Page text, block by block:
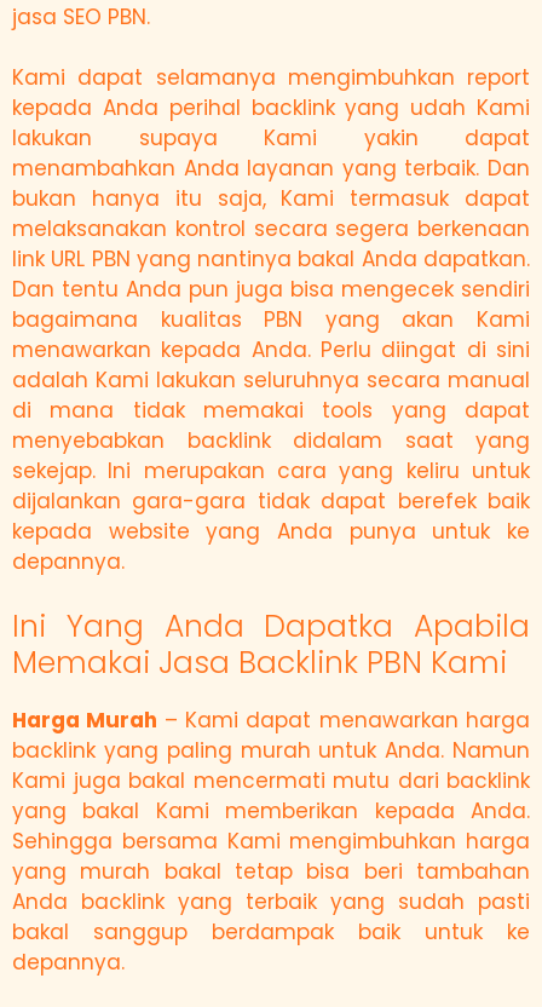
jasa SEO PBN.
Kami dapat selamanya mengimbuhkan report
kepada Anda perihal backlink yang udah Kami
lakukan supaya Kami yakin dapat
menambahkan Anda layanan yang terbaik. Dan
bukan hanya itu saja, Kami termasuk dapat
melaksanakan kontrol secara segera berkenaan
link URL PBN yang nantinya bakal Anda dapatkan.
Dan tentu Anda pun juga bisa mengecek sendiri
bagaimana kualitas PBN yang akan Kami
menawarkan kepada Anda. Perlu diingat di sini
adalah Kami lakukan seluruhnya secara manual
di mana tidak memakai tools yang dapat
menyebabkan backlink didalam saat yang
sekejap. Ini merupakan cara yang keliru untuk
dijalankan gara-gara tidak dapat berefek baik
kepada website yang Anda punya untuk ke
depannya.
Ini Yang Anda Dapatka Apabila
Memakai Jasa Backlink PBN Kami
Harga Murah – Kami dapat menawarkan harga
backlink yang paling murah untuk Anda. Namun
Kami juga bakal mencermati mutu dari backlink
yang bakal Kami memberikan kepada Anda.
Sehingga bersama Kami mengimbuhkan harga
yang murah bakal tetap bisa beri tambahan
Anda backlink yang terbaik yang sudah pasti
bakal sanggup berdampak baik untuk ke
depannya.